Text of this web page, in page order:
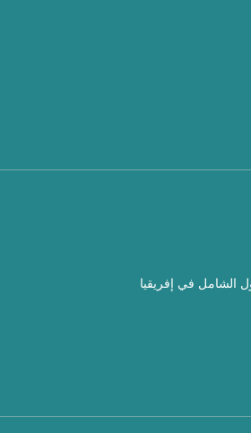
الشامل في إفريقيا